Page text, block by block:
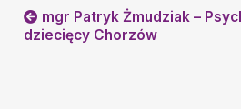
mgr Patryk Żmudziak –
dziecięcy Chorzów